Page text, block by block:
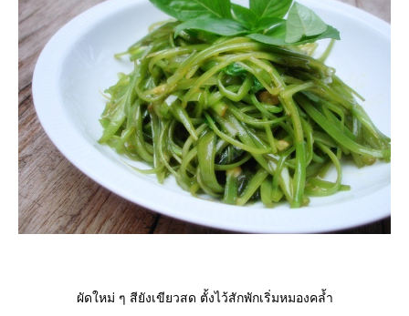
ผัดใหม่ ๆ สียังเขียวสด ตั้งไว้สักพักเริ่มหมองคล้ำ